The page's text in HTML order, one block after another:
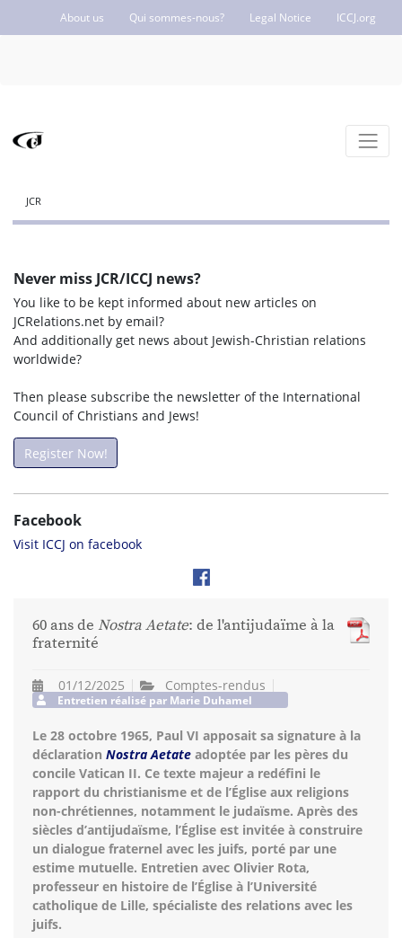
About us Qui sommes-nous? Legal Notice ICCJ.org
JCR
Never miss JCR/ICCJ news?
You like to be kept informed about new articles on
JCRelations.net by email?
And additionally get news about Jewish-Christian relations
worldwide?
Then please subscribe the newsletter of the International
Council of Christians and Jews!
Register Now!
Facebook
Visit ICCJ on facebook
60 ans de Nostra Aetate: de l'antijudaïme à la
fraternité
01/12/2025 Comptes-rendus
Entretien réalisé par Marie Duhamel
Le 28 octobre 1965, Paul VI apposait sa signature à la
déclaration Nostra Aetate adoptée par les pères du
concile Vatican II. Ce texte majeur a redéfini le
rapport du christianisme et de l’Église aux religions
non-chrétiennes, notamment le judaïsme. Après des
siècles d’antijudaïsme, l’Église est invitée à construire
un dialogue fraternel avec les juifs, porté par une
estime mutuelle. Entretien avec Olivier Rota,
professeur en histoire de l’Église à l’Université
catholique de Lille, spécialiste des relations avec les
juifs.